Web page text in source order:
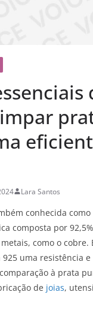
Lara Santos
conhecida
composta por
como o cobre.
uma resistência
à prata
de joias,